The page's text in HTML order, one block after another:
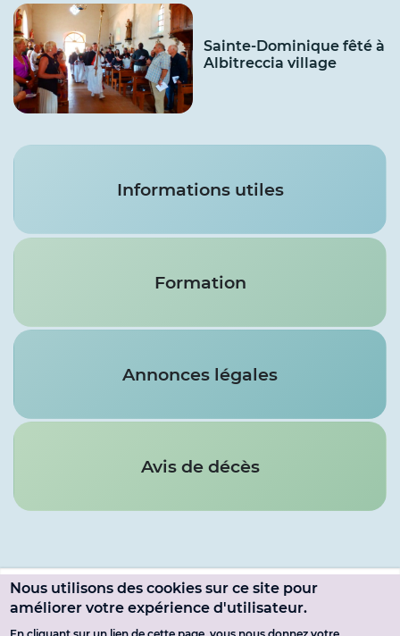
Sainte-Dominique fêté à
Albitreccia village
Services
Informations utiles
Formation
Annonces légales
Avis de décès
Menu
SE CONNECTER
Nous utilisons des cookies sur ce site pour
améliorer votre expérience d'utilisateur.